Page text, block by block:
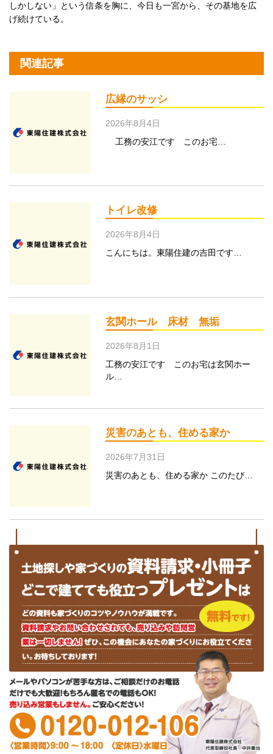
しかしない」という信条を胸に、今日も一宮から、その基地を広
げ続けている。
関連記事
広縁のサッシ
2026年8月4日
工務の安江です このお宅…
トイレ改修
2026年8月4日
こんにちは。東陽住建の吉田です…
玄関ホール 床材 無垢
2026年8月1日
工務の安江です このお宅は玄関ホー
ル…
災害のあとも、住める家か
2026年7月31日
災害のあとも、住める家か このたび…